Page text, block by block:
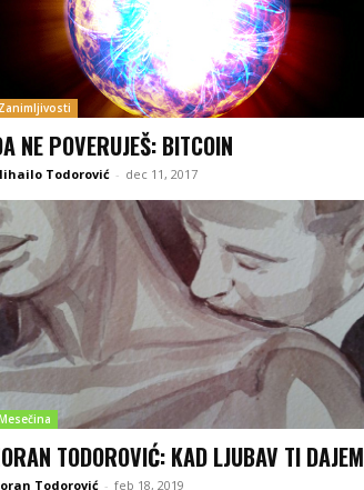
Zanimljivosti
NE POVERUJEŠ: BITCOIN
Todorović - dec 11, 2017
TODOROVIĆ: KAD LJUBAV TI DAJEM
Todorović - feb 18, 2019